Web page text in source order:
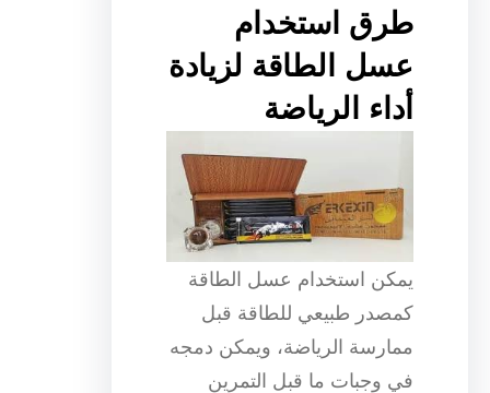
طرق استخدام
عسل الطاقة لزيادة
أداء الرياضة
يمكن استخدام عسل الطاقة
كمصدر طبيعي للطاقة قبل
ممارسة الرياضة، ويمكن دمجه
في وجبات ما قبل التمرين